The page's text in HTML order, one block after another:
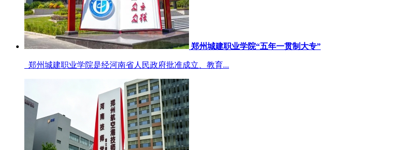
郑州城建职业学院“五年一贯制大专”
郑州城建职业学院是经河南省人民政府批准成立、教育...